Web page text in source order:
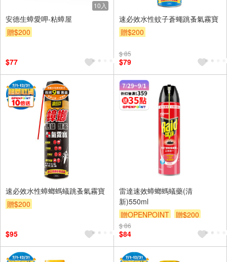
10入
安德生蟑愛呷-粘蟑屋
贈$200
$77
速必效水性蚊子蒼蠅跳蚤氣霧寶
贈$200
$ 85
$79
速必效水性蟑螂螞蟻跳蚤氣霧寶
贈$200
$95
雷達速效蟑螂螞蟻藥(清
新)550ml
贈OPENPOINT
贈$200
$ 86
$84